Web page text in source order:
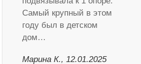
Самый крупный в этом
году был в детском
дом…
Марина К., 12.01.2025